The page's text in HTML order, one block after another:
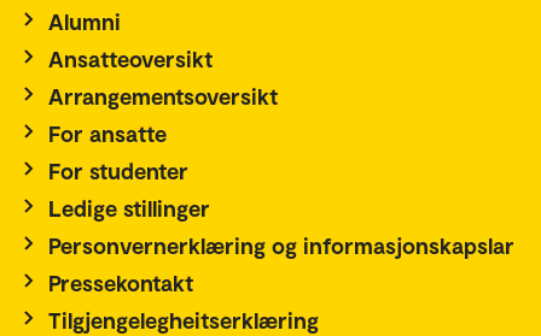
Alumni
Ansatteoversikt
Arrangementsoversikt
For ansatte
For studenter
Ledige stillinger
Personvernerklæring og informasjonskapslar
Pressekontakt
Tilgjengelegheitserklæring